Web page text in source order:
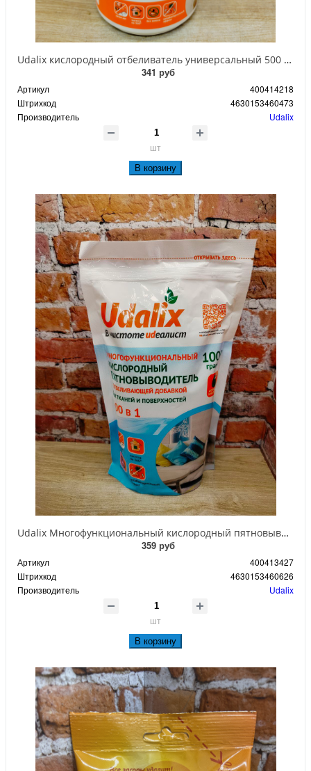
Udalix кислородный отбеливатель универсальный 500 гр в банке
341 руб
Артикул
400414218
Штрихкод
4630153460473
Производитель
Udalix
шт
В корзину
Udalix Многофункциональный кислородный пятновыводитель 100 в 1 с отбеливателеми для тканей и поверхностей 1000 гр
359 руб
Артикул
400413427
Штрихкод
4630153460626
Производитель
Udalix
шт
В корзину